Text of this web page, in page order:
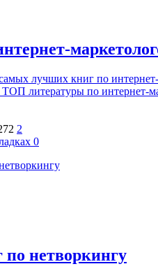
лучших книг по
литературы по интернет-
2
0
нетворкингу